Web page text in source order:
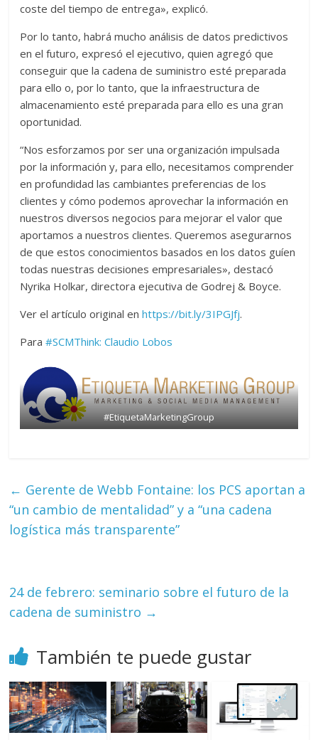
coste del tiempo de entrega», explicó.
Por lo tanto, habrá mucho análisis de datos predictivos
en el futuro, expresó el ejecutivo, quien agregó que
conseguir que la cadena de suministro esté preparada
para ello o, por lo tanto, que la infraestructura de
almacenamiento esté preparada para ello es una gran
oportunidad.
“Nos esforzamos por ser una organización impulsada
por la información y, para ello, necesitamos comprender
en profundidad las cambiantes preferencias de los
clientes y cómo podemos aprovechar la información en
nuestros diversos negocios para mejorar el valor que
aportamos a nuestros clientes. Queremos asegurarnos
de que estos conocimientos basados en los datos guíen
todas nuestras decisiones empresariales», destacó
Nyrika Holkar, directora ejecutiva de Godrej & Boyce.
Ver el artículo original enhttps://bit.ly/3IPGJfj.
Para#SCMThink: Claudio Lobos
#EtiquetaMarketingGroup
← Gerente de Webb Fontaine: los PCS aportan a
“un cambio de mentalidad” y a “una cadena
logística más transparente”
24 de febrero: seminario sobre el futuro de la
cadena de suministro →
También te puede gustar